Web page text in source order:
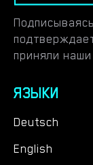
приняли наши
ЯЗЫКИ
Deutsch
English